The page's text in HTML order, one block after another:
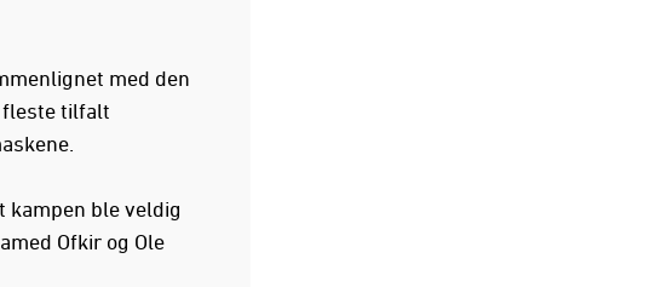
med den
fleste tilfalt
kampen ble veldig
Ofkir og Ole